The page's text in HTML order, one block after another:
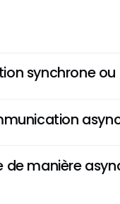
synchrone ou
en temps réel,
lieu de le faire
de manière